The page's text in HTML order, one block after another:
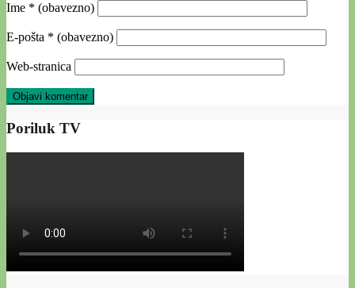
Ime * (obavezno)
E-pošta * (obavezno)
Web-stranica
Poriluk TV